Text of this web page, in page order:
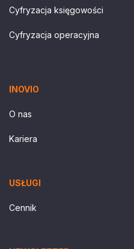
Cyfryzacja księgowości
Cyfryzacja operacyjna
INOVIO
O nas
Kariera
USŁUGI
Cennik